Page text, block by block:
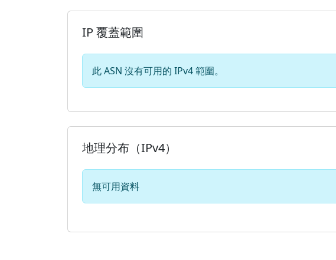
IP 覆蓋範圍
此 ASN 沒有可用的 IPv4 範圍。
地理分布（IPv4）
無可用資料